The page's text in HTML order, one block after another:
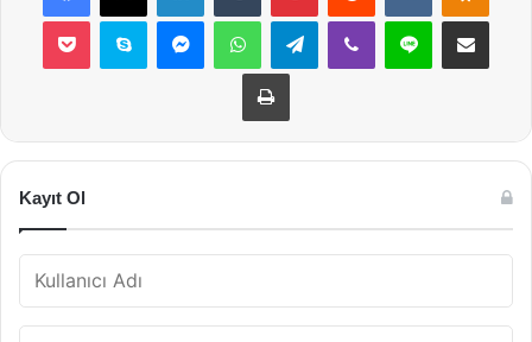
Pocket Skype MessengerWhatsAppTelegramViber Line E-Posta ile
Yazdır
Kayıt Ol